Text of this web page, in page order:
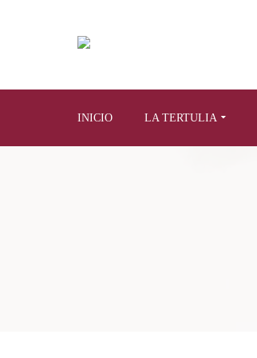
INICIO LA TERTULIA